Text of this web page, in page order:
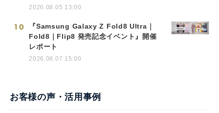
2026.08.05 13:00
10
『Samsung Galaxy Z Fold8 Ultra｜
Fold8｜Flip8 発売記念イベント』開催
レポート
2026.08.07 15:00
お客様の声・活用事例